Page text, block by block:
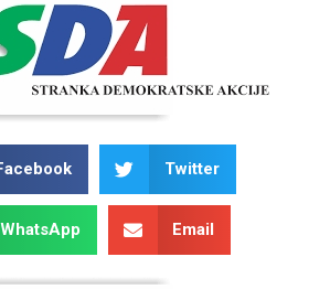
Twitter
WhatsApp Email